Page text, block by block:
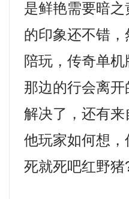
是鲜艳需要暗
的印象还不错
陪玩，传奇单
那边的行会离
解决了，还有
他玩家如何想
死就死吧红野猪